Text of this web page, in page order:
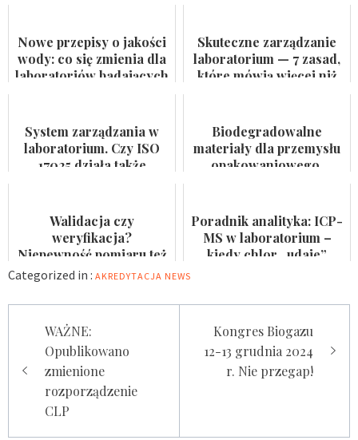
Nowe przepisy o jakości
wody: co się zmienia dla
laboratoriów badających
Skuteczne zarządzanie
laboratorium — 7 zasad,
które mówią więcej niż
System zarządzania w
laboratorium. Czy ISO
17025 działa także
Biodegradowalne
materiały dla przemysłu
opakowaniowego.
Walidacja czy
weryfikacja?
Niepewność pomiaru też
nie jest formalnością
Poradnik analityka: ICP-
MS w laboratorium –
kiedy chlor „udaje”
Categorized in : AKREDYTACJA NEWS
Nawigacja
wpisu
WAŻNE:
Opublikowano
zmienione
rozporządzenie
CLP
Kongres Biogazu
12-13 grudnia 2024
r. Nie przegap!